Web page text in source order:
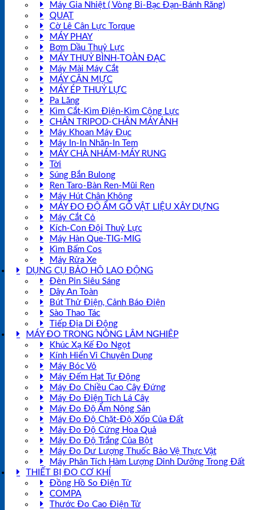
Máy Gia Nhiệt ( Vòng Bi-Bạc Đạn-Bánh Răng)
QUẠT
Cờ Lê Cân Lực Torque
MÁY PHAY
Bơm Dầu Thuỷ Lực
MÁY THUỶ BÌNH-TOÀN ĐẠC
Máy Mài Máy Cắt
MÁY CÂN MỰC
MÁY ÉP THUỶ LỰC
Pa Lăng
Kìm Cắt-Kìm Điện-Kìm Cộng Lực
CHÂN TRIPOD-CHÂN MÁY ẢNH
Máy Khoan Máy Đục
Máy In-In Nhãn-In Tem
MÁY CHÀ NHÁM-MÁY RUNG
Tời
Súng Bắn Bulong
Ren Taro-Bàn Ren-Mũi Ren
Máy Hút Chân Không
MÁY ĐO ĐỘ ẨM GỖ VẬT LIỆU XÂY DỰNG
Máy Cắt Cỏ
Kích-Con Đội Thuỷ Lực
Máy Hàn Que-TIG-MIG
Kìm Bấm Cos
Máy Rửa Xe
DỤNG CỤ BẢO HỘ LAO ĐỘNG
Đèn Pin Siêu Sáng
Dây An Toàn
Bút Thử Điện, Cảnh Báo Điện
Sào Thao Tác
Tiếp Địa Di Động
MÁY ĐO TRONG NÔNG LÂM NGHIỆP
Khúc Xạ Kế Đo Ngọt
Kính Hiển Vi Chuyên Dụng
Máy Bóc Vỏ
Máy Đếm Hạt Tự Động
Máy Đo Chiều Cao Cây Đứng
Máy Đo Điện Tích Lá Cây
Máy Đo Độ Ẩm Nông Sản
Máy Đo Độ Chặt-Độ Xốp Của Đất
Máy Đo Độ Cứng Hoa Quả
Máy Đo Độ Trắng Của Bột
Máy Đo Dư Lượng Thuốc Bảo Vệ Thực Vật
Máy Phân Tích Hàm Lượng Dinh Dưỡng Trong Đất
THIẾT BỊ ĐO CƠ KHÍ
Đồng Hồ So Điện Tử
COMPA
Thước Đo Cao Điện Tử